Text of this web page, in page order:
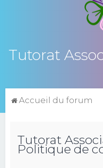
Tutorat
Accueil du forum
Tutorat
Politique de